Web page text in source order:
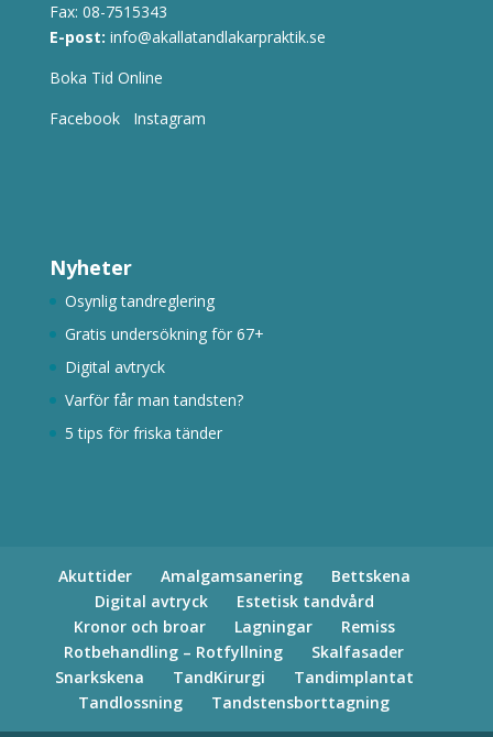
Fax: 08-7515343
E-post: info@akallatandlakarpraktik.se
Boka Tid Online
Facebook
Instagram
Nyheter
Osynlig tandreglering
Gratis undersökning för 67+
Digital avtryck
Varför får man tandsten?
5 tips för friska tänder
Akuttider Amalgamsanering
Bettskena
Digital avtryck
Estetisk tandvård
Kronor och broar
Lagningar
Remiss
Rotbehandling – Rotfyllning
Skalfasader
Snarkskena
TandKirurgi
Tandimplantat
Tandlossning
Tandstensborttagning